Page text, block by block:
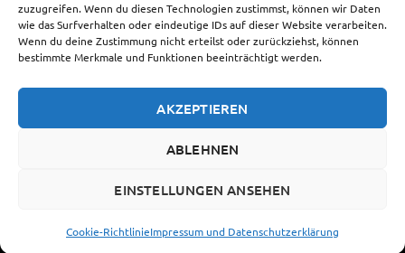
zuzugreifen. Wenn du diesen Technologien zustimmst, können wir Daten
wie das Surfverhalten oder eindeutige IDs auf dieser Website verarbeiten.
Wenn du deine Zustimmung nicht erteilst oder zurückziehst, können
bestimmte Merkmale und Funktionen beeinträchtigt werden.
AKZEPTIEREN
ABLEHNEN
EINSTELLUNGEN ANSEHEN
Cookie-RichtlinieImpressum und Datenschutzerklärung
Cookie-Richtlinie (EU)